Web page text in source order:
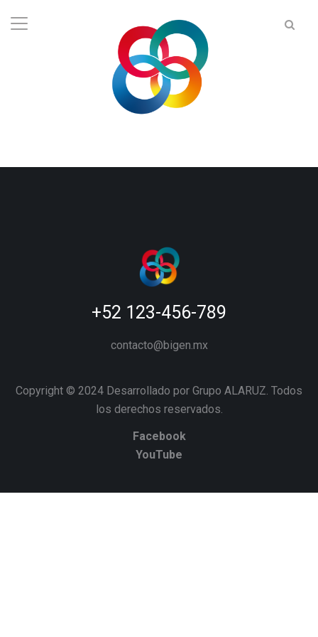
+52 123-456-789
contacto@bigen.mx
Copyright © 2024 Desarrollado por Grupo ALARUZ. Todos
los derechos reservados.
Facebook
YouTube